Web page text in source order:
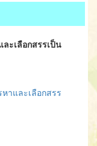
ะเลือกสรรเป็น
าและเลือกสรร